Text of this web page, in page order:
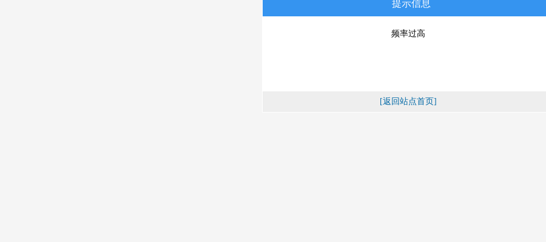
提示信息
频率过高
[返回站点首页]